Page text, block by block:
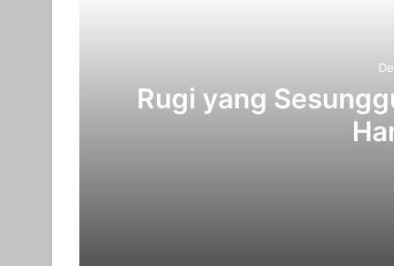
Rugi yang